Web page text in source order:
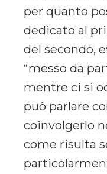
per quanto
dedicato al
del secondo,
“messo da
mentre ci si
può parlare
coinvolgerlo
come risulta